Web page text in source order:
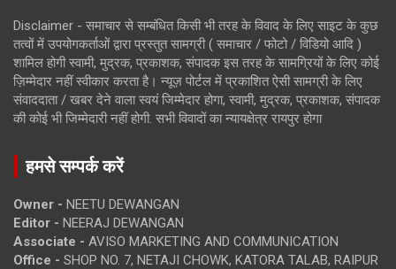
Disclaimer - समाचार से सम्बंधित किसी भी तरह के विवाद के लिए साइट के कुछ
तत्वों में उपयोगकर्ताओं द्वारा प्रस्तुत सामग्री ( समाचार / फोटो / विडियो आदि )
शामिल होगी स्वामी, मुद्रक, प्रकाशक, संपादक इस तरह के सामग्रियों के लिए कोई
ज़िम्मेदार नहीं स्वीकार करता है। न्यूज़ पोर्टल में प्रकाशित ऐसी सामग्री के लिए
संवाददाता / खबर देने वाला स्वयं जिम्मेदार होगा, स्वामी, मुद्रक, प्रकाशक, संपादक
की कोई भी जिम्मेदारी नहीं होगी. सभी विवादों का न्यायक्षेत्र रायपुर होगा
हमसे सम्पर्क करें
Owner - NEETU DEWANGAN
Editor - NEERAJ DEWANGAN
Associate - AVISO MARKETING AND COMMUNICATION
Office - SHOP NO. 7, NETAJI CHOWK, KATORA TALAB, RAIPUR